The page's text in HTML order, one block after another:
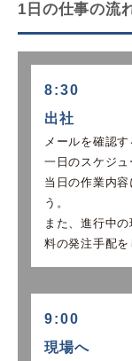
1日の仕事の流
8:30
出社
メールを確認す
一日のスケジュ
当日の作業内
う。
また、進行中
料の発注手配を
9:00
現場へ